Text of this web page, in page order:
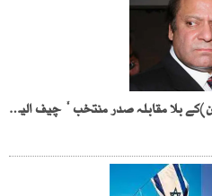
نوازشریف چارسال کیلئے مسلم لیگ (ن)کے بلا مقابلہ صدر منتخب ٗ چیف الیکشن کمشنر نے باضابطہ اعلان کر دیا